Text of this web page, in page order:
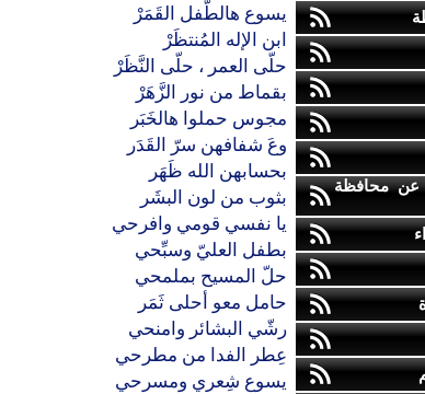
عن محافظة
يسوع هالطّفل القَمَرْ
ابن الإله المُنتظَرْ
حلّى العمر ، حلّى النَّظَرْ
بقماط من نور الزَّهَرْ
مجوس حملوا هالخَبَر
وعَ شفافهن سرّ القَدَر
بحسابهن الله ظَهَر
بثوب من لون البشَر
يا نفسي قومي وافرحي
بطفل العليّ وسبِّحي
حلّ المسيح بملمحي
حامل معو أحلى ثَمَر
رشّي البشائر وامنحي
عِطر الفدا من مطرحي
يسوع شِعري ومسرحي